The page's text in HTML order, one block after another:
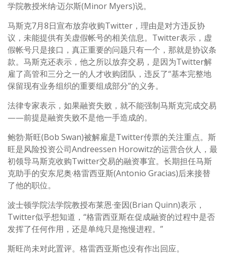
学院教授米纳·迈尔斯(Minor Myers)说。
马斯克7月8日宣布放弃收购Twitter，理由是对方违反协
议，未能提供有关虚假帐号的相关信息。Twitter表示，虚
假帐号只是接口，真正重要的问题只有一个，那就是协议条
款。马斯克还表示，他之所以放弃交易，是因为Twitter解
雇了高管和三分之一的人才收购团队，违反了“基本完整地
保留现有业务组织的重要组成部分”的义务。
法律专家表示，如果融资失败，就不能强制马斯克完成交易
——前提是融资失败不是他一手造成的。
鲍勃·斯旺(Bob Swan)被解雇是Twitter传票的关注重点。斯
旺是风险投资公司Andreessen Horowitz的运营合伙人，最
初领导马斯克收购Twitter交易的融资事宜。长期担任马斯
克助手的安东尼奥·格雷西亚斯(Antonio Gracias)后来接替
了他的职位。
波士顿学院法学院教授布莱恩·奎因(Brian Quinn)表示，
Twitter似乎想知道，“格雷西亚斯在促成融资的过程中是否
发挥了任何作用，还是单纯只是拖慢进程。”
斯旺尚未对此置评。格雷西亚斯也没有作出回应。